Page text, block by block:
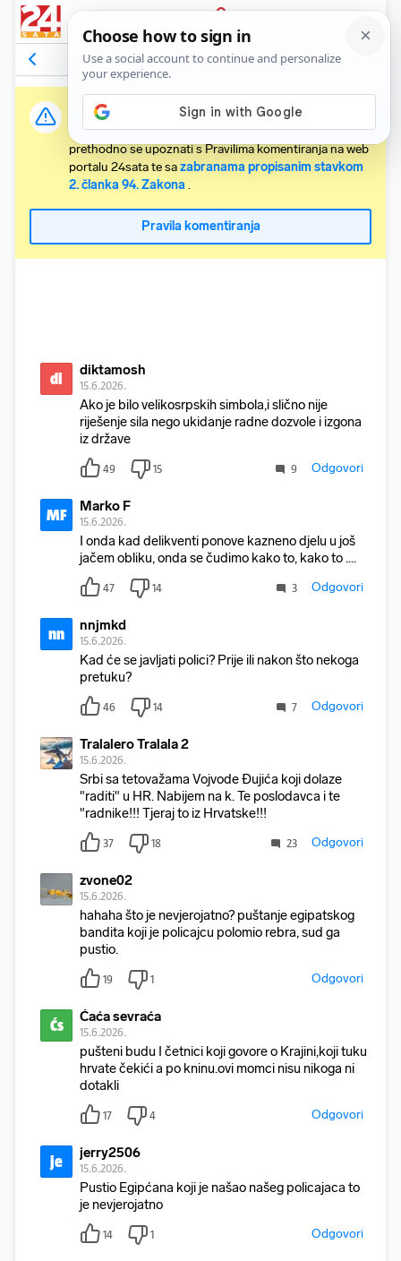
PRIJAVA
Komentari150 Relevantni
Važna obavijest:
Svaki korisnik koji želi komentirati članke obvezan je
prethodno se upoznati s Pravilima komentiranja na web
portalu 24sata te sazabranama propisanim stavkom
2. članka 94. Zakona .
Pravila komentiranja
di diktamosh
15.6.2026.
Ako je bilo velikosrpskih simbola,i slično nije
riješenje sila nego ukidanje radne dozvole i izgona
iz države
49 15 9 Odgovori
MF Marko F
15.6.2026.
I onda kad delikventi ponove kazneno djelu u još
jačem obliku, onda se čudimo kako to, kako to ....
47 14 3 Odgovori
nn nnjmkd
15.6.2026.
Kad će se javljati polici? Prije ili nakon što nekoga
pretuku?
46 14 7 Odgovori
Tralalero Tralala 2
15.6.2026.
Srbi sa tetovažama Vojvode Ðujića koji dolaze
"raditi" u HR. Nabijem na k. Te poslodavca i te
"radnike!!! Tjeraj to iz Hrvatske!!!
37 18 23 Odgovori
zvone02
15.6.2026.
hahaha što je nevjerojatno? puštanje egipatskog
bandita koji je policajcu polomio rebra, sud ga
pustio.
19 1 Odgovori
Ćs Ćaća sevraća
15.6.2026.
pušteni budu I četnici koji govore o Krajini,koji tuku
hrvate čekići a po kninu.ovi momci nisu nikoga ni
dotakli
17 4 Odgovori
je jerry2506
15.6.2026.
Pustio Egipćana koji je našao našeg policajaca to
je nevjerojatno
14 1 Odgovori